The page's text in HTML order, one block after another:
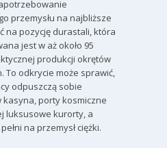
przemysłu na najbliższe
na pozycję durastali, która
jest w aż około 95
produkcji okrętów
To odkrycie może sprawić,
odpuszczą sobie
kasyna, porty kosmiczne
luksusowe kurorty, a
na przemysł ciężki.